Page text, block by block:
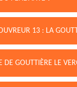
13 : LA
DE GOUTTIÈRE LE